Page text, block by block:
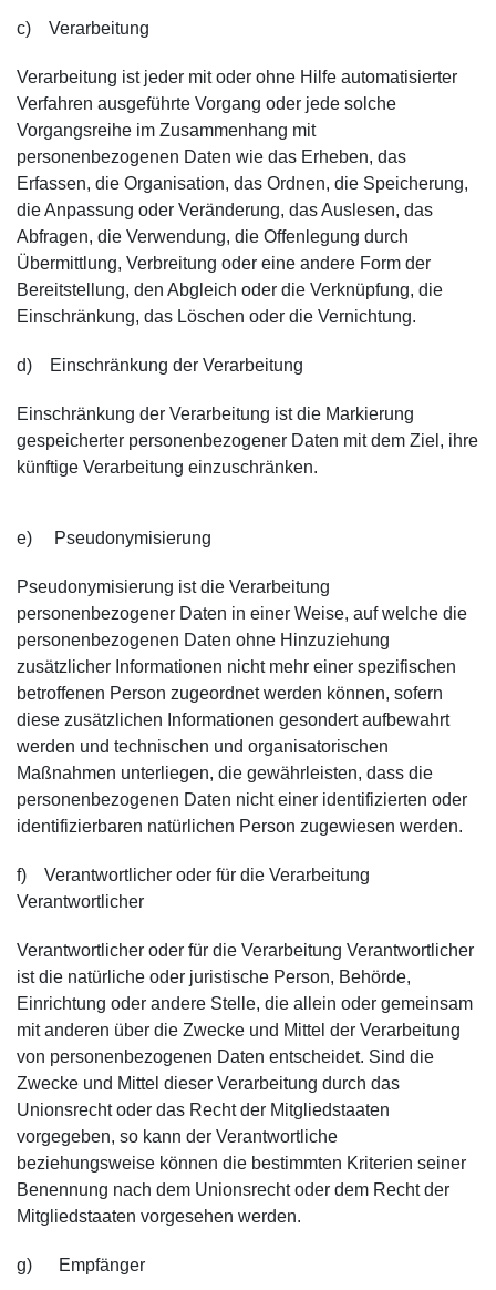
c) Verarbeitung
Verarbeitung ist jeder mit oder ohne Hilfe automatisierter
Verfahren ausgeführte Vorgang oder jede solche
Vorgangsreihe im Zusammenhang mit
personenbezogenen Daten wie das Erheben, das
Erfassen, die Organisation, das Ordnen, die Speicherung,
die Anpassung oder Veränderung, das Auslesen, das
Abfragen, die Verwendung, die Offenlegung durch
Übermittlung, Verbreitung oder eine andere Form der
Bereitstellung, den Abgleich oder die Verknüpfung, die
Einschränkung, das Löschen oder die Vernichtung.
d) Einschränkung der Verarbeitung
Einschränkung der Verarbeitung ist die Markierung
gespeicherter personenbezogener Daten mit dem Ziel, ihre
künftige Verarbeitung einzuschränken.
e) Pseudonymisierung
Pseudonymisierung ist die Verarbeitung
personenbezogener Daten in einer Weise, auf welche die
personenbezogenen Daten ohne Hinzuziehung
zusätzlicher Informationen nicht mehr einer spezifischen
betroffenen Person zugeordnet werden können, sofern
diese zusätzlichen Informationen gesondert aufbewahrt
werden und technischen und organisatorischen
Maßnahmen unterliegen, die gewährleisten, dass die
personenbezogenen Daten nicht einer identifizierten oder
identifizierbaren natürlichen Person zugewiesen werden.
f) Verantwortlicher oder für die Verarbeitung
Verantwortlicher
Verantwortlicher oder für die Verarbeitung Verantwortlicher
ist die natürliche oder juristische Person, Behörde,
Einrichtung oder andere Stelle, die allein oder gemeinsam
mit anderen über die Zwecke und Mittel der Verarbeitung
von personenbezogenen Daten entscheidet. Sind die
Zwecke und Mittel dieser Verarbeitung durch das
Unionsrecht oder das Recht der Mitgliedstaaten
vorgegeben, so kann der Verantwortliche
beziehungsweise können die bestimmten Kriterien seiner
Benennung nach dem Unionsrecht oder dem Recht der
Mitgliedstaaten vorgesehen werden.
g) Empfänger